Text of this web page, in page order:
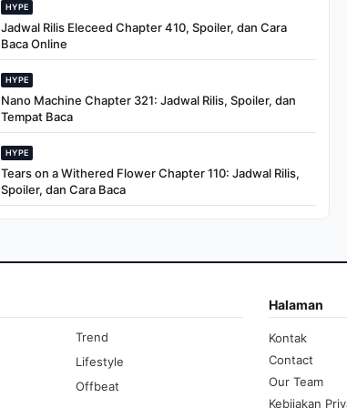
HYPE
Jadwal Rilis Eleceed Chapter 410, Spoiler, dan Cara
Baca Online
HYPE
Nano Machine Chapter 321: Jadwal Rilis, Spoiler, dan
Tempat Baca
HYPE
Tears on a Withered Flower Chapter 110: Jadwal Rilis,
Spoiler, dan Cara Baca
Trend
Lifestyle
Offbeat
Halaman
Kontak
Contact
Our Team
Kebijakan